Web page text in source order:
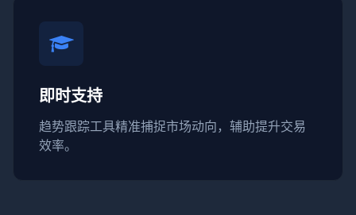
即时支持
趋势跟踪工具精准捕捉市场动向，辅助提升交易
效率。